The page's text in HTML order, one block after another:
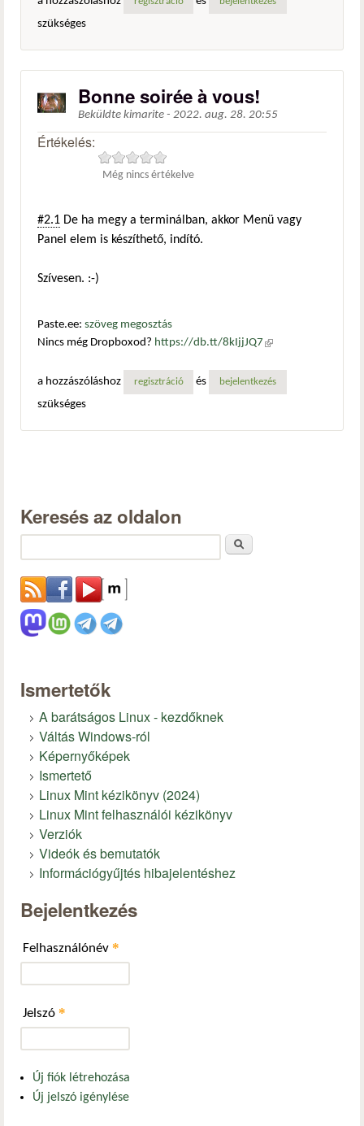
szükséges
Bonne soirée à vous!
Beküldte kimarite - 2022. aug. 28. 20:55
Értékelés:
Még nincs értékelve
#2.1 De ha megy a terminálban, akkor Menü vagy
Panel elem is készíthető, indító.
Szívesen. :-)
Paste.ee: szöveg megosztás
Nincs még Dropboxod? https://db.tt/8kIjjJQ7 (külső
a hozzászóláshoz
regisztráció és bejelentkezés
szükséges
Keresés az oldalon
Ismertetők
A barátságos Linux - kezdőknek
Váltás Windows-ról
Képernyőképek
Ismertető
Linux Mint kézikönyv (2024)
Linux Mint felhasználói kézikönyv
Verziók
Videók és bemutatók
Információgyűjtés hibajelentéshez
Bejelentkezés
Felhasználónév *
Jelszó *
Új fiók létrehozása
Új jelszó igénylése